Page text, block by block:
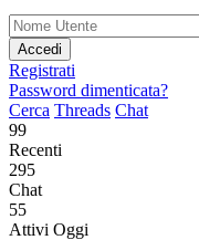
Accedi
Registrati
Password dimenticata?
Cerca Threads Chat
99
Recenti
295
Chat
55
Attivi Oggi